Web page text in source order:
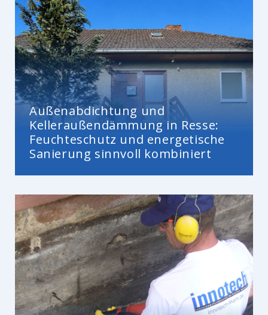
Außenabdichtung und
Kelleraußendämmung in Resse:
Feuchteschutz und energetische
Sanierung sinnvoll kombiniert